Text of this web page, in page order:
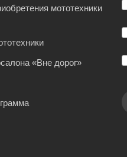
мототехники
«Вне дорог»